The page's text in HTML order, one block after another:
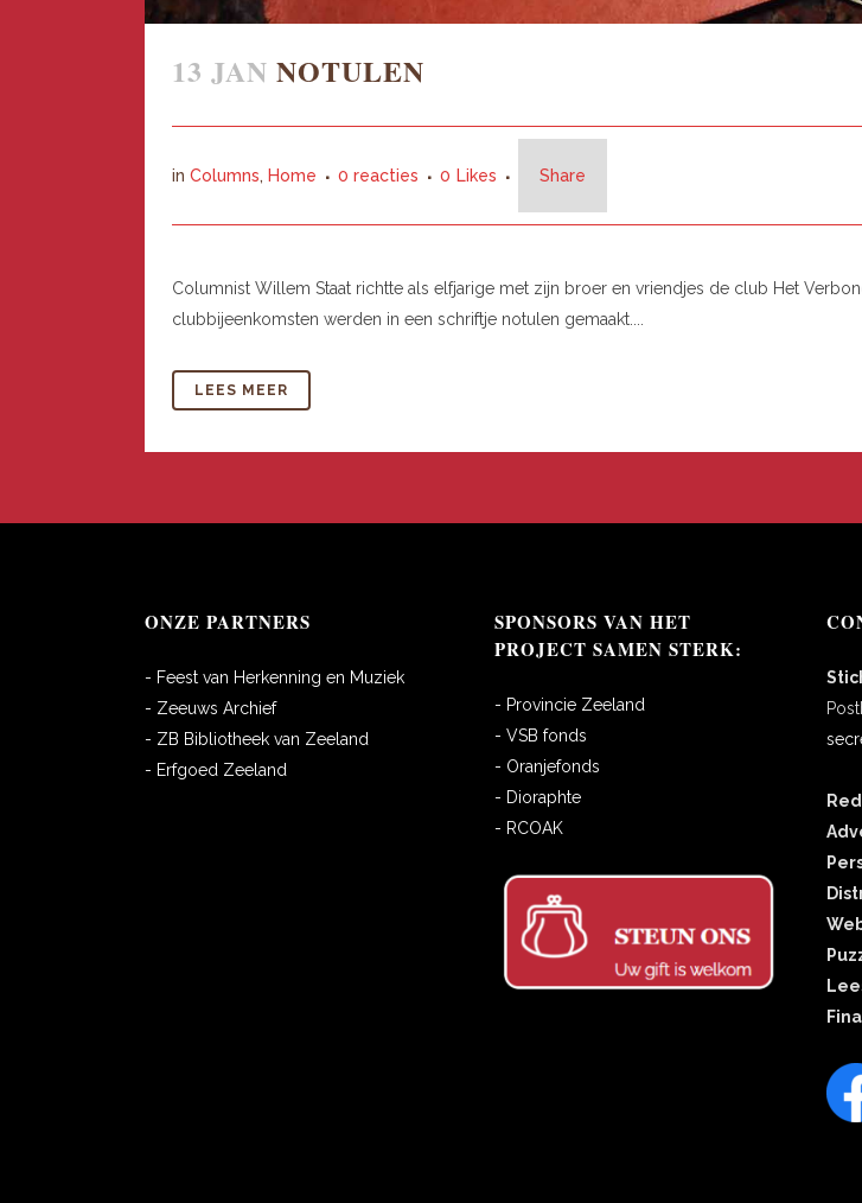
13 JAN NOTULEN
in Columns, Home 0 reacties 0 Likes Share
Columnist Willem Staat richtte als elfjarige met zijn broer en vriendjes de club Het
clubbijeenkomsten werden in een schriftje notulen gemaakt....
LEES MEER
ONZE PARTNERS
- Feest van Herkenning en Muziek
- Zeeuws Archief
- ZB Bibliotheek van Zeeland
- Erfgoed Zeeland
SPONSORS VAN HET
PROJECT SAMEN STERK:
- Provincie Zeeland
- VSB fonds
- Oranjefonds
- Dioraphte
- RCOAK